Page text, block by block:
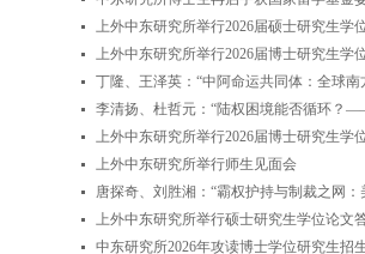
上外中东研究所举行2026届硕士研究生学
上外中东研究所举行2026届博士研究生学
丁隆、王泽英：“中阿命运共同体：全球
李清扬、杜哲元：“陆权困境能否循环？
上外中东研究所举行2026届博士研究生学
上外中东研究所举行师生见面会
唐探奇、刘胜湘：“霸权护持与制裁之网
上外中东研究所举行硕士研究生学位论文
中东研究所2026年攻读博士学位研究生招